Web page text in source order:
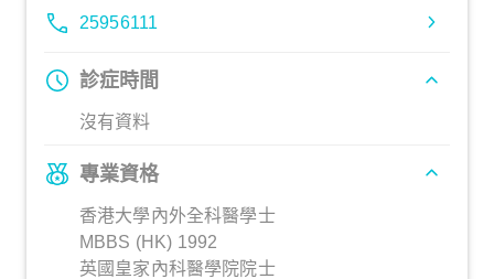
25956111
診症時間
沒有資料
專業資格
香港大學內外全科醫學士
MBBS (HK) 1992
英國皇家內科醫學院院士